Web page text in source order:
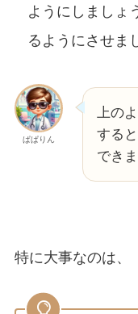
ようにしましょ
るようにさせま
ぱぱりん
上の
する
できま
特に大事なのは、